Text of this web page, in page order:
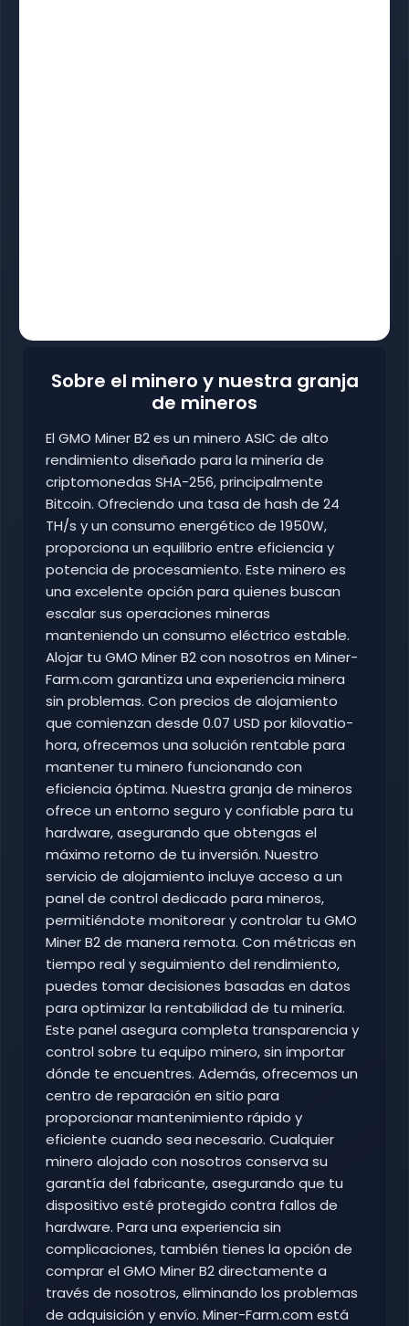
Sobre el minero y nuestra granja
de mineros
El GMO Miner B2 es un minero ASIC de alto
rendimiento diseñado para la minería de
criptomonedas SHA-256, principalmente
Bitcoin. Ofreciendo una tasa de hash de 24
TH/s y un consumo energético de 1950W,
proporciona un equilibrio entre eficiencia y
potencia de procesamiento. Este minero es
una excelente opción para quienes buscan
escalar sus operaciones mineras
manteniendo un consumo eléctrico estable.
Alojar tu GMO Miner B2 con nosotros en Miner-
Farm.com garantiza una experiencia minera
sin problemas. Con precios de alojamiento
que comienzan desde 0.07 USD por kilovatio-
hora, ofrecemos una solución rentable para
mantener tu minero funcionando con
eficiencia óptima. Nuestra granja de mineros
ofrece un entorno seguro y confiable para tu
hardware, asegurando que obtengas el
máximo retorno de tu inversión. Nuestro
servicio de alojamiento incluye acceso a un
panel de control dedicado para mineros,
permitiéndote monitorear y controlar tu GMO
Miner B2 de manera remota. Con métricas en
tiempo real y seguimiento del rendimiento,
puedes tomar decisiones basadas en datos
para optimizar la rentabilidad de tu minería.
Este panel asegura completa transparencia y
control sobre tu equipo minero, sin importar
dónde te encuentres. Además, ofrecemos un
centro de reparación en sitio para
proporcionar mantenimiento rápido y
eficiente cuando sea necesario. Cualquier
minero alojado con nosotros conserva su
garantía del fabricante, asegurando que tu
dispositivo esté protegido contra fallos de
hardware. Para una experiencia sin
complicaciones, también tienes la opción de
comprar el GMO Miner B2 directamente a
través de nosotros, eliminando los problemas
de adquisición y envío. Miner-Farm.com está